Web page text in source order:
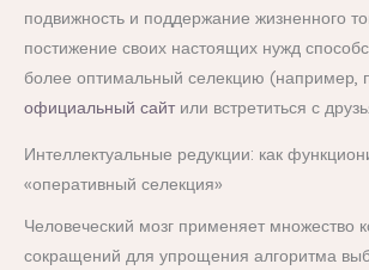
подвижность и поддержание жизненного
постижение своих настоящих нужд
более оптимальный селекцию (например,
официальный сайт или встретиться с
Интеллектуальные редукции: как
«оперативный селекция»
Человеческий мозг применяет множество
сокращений для упрощения алгоритма